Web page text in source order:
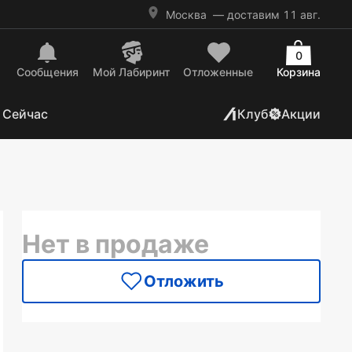
Москва — доставим 11 авг.
Сообщения Mой Лабиринт Отложенные Корзина
0
Клуб Акции
Нет в продаже
Отложить